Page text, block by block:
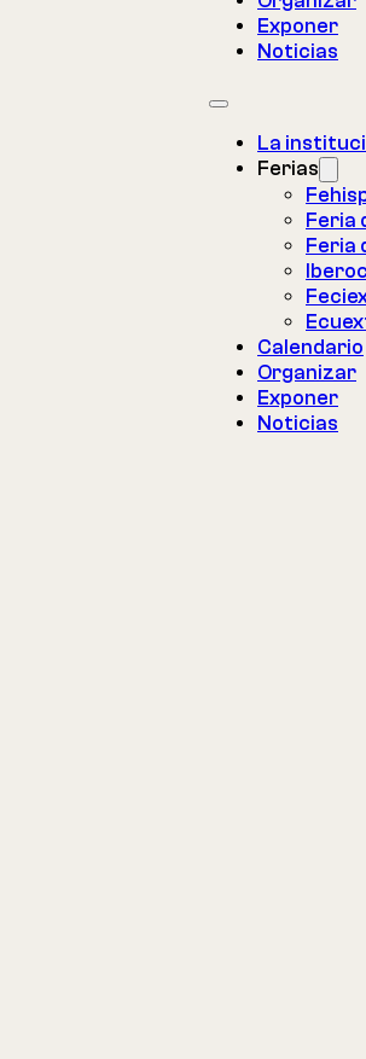
Exponer
Noticias
La
Ferias
Feria
Feria
Calendario
Organizar
Exponer
Noticias